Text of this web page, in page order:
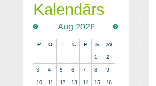
Kalendārs
Aug 2026
P O T C P S Sv
1 2
3 4 5 6 7 8 9
10 11 12 13 14 15 16